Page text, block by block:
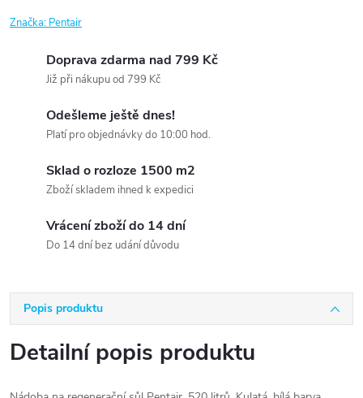
Značka: Pentair
Doprava zdarma nad 799 Kč
Již při nákupu od 799 Kč
Odešleme ještě dnes!
Platí pro objednávky do 10:00 hod.
Sklad o rozloze 1500 m2
Zboží skladem ihned k expedici
Vrácení zboží do 14 dní
Do 14 dní bez udání důvodu
Popis produktu
Detailní popis produktu